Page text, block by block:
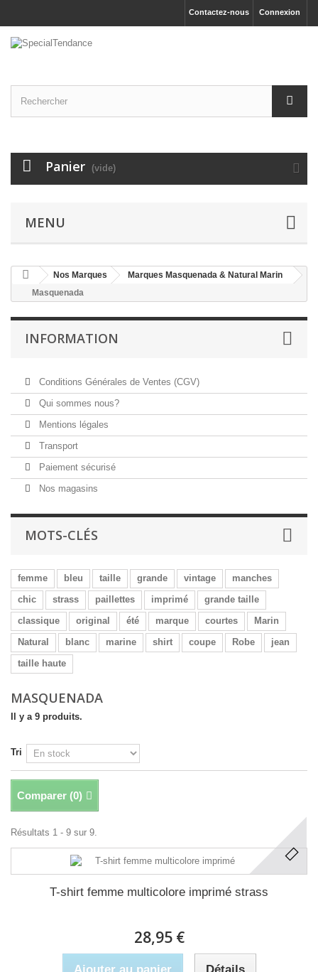
Connexion
Contactez-nous
Panier (vide)
MENU
Nos Marques
Marques Masquenada & Natural Marin
Masquenada
INFORMATION
Conditions Générales de Ventes (CGV)
Qui sommes nous?
Mentions légales
Transport
Paiement sécurisé
Nos magasins
MOTS-CLÉS
femme bleu taille grande vintage
manches
chic
strass paillettes imprimé
grande taille
classique
original été marque courtes
Marin
Natural
blanc marine shirt coupe Robe
jean
taille haute
MASQUENADA
Il y a 9 produits.
Tri
Comparer (0)
Résultats 1 - 9 sur 9.
T-shirt femme multicolore imprimé strass
28,95 €